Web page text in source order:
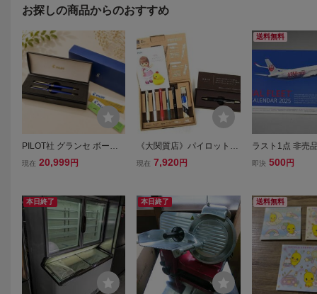
お探しの商品からのおすすめ
PILOT社 グランセ ボール
ペン/シャープペンシルセ
現在 20,999円
《大関質店》パイロット株
主優待 PILOT 特別仕様の
ライズ・レグノ・ジュース
etc. 未使用
現在 7,920 円
送料無料
ラスト1点 非売
JAL FLEET
送料込み
即決 500 円
本日終了 本日終了 送料無料